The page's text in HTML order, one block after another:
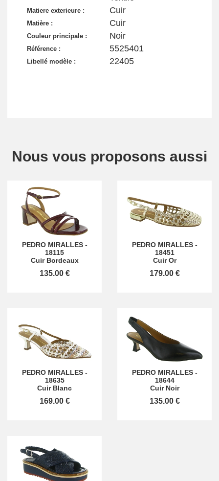
Matiere exterieure : Cuir
Matière : Cuir
Couleur principale : Noir
Référence : 5525401
Libellé modèle : 22405
Nous vous proposons aussi
PEDRO MIRALLES-
18115
Cuir Bordeaux
135.00 €
PEDRO MIRALLES-
18451
Cuir Or
179.00 €
PEDRO MIRALLES-
18635
Cuir Blanc
169.00 €
PEDRO MIRALLES-
18644
Cuir Noir
135.00 €